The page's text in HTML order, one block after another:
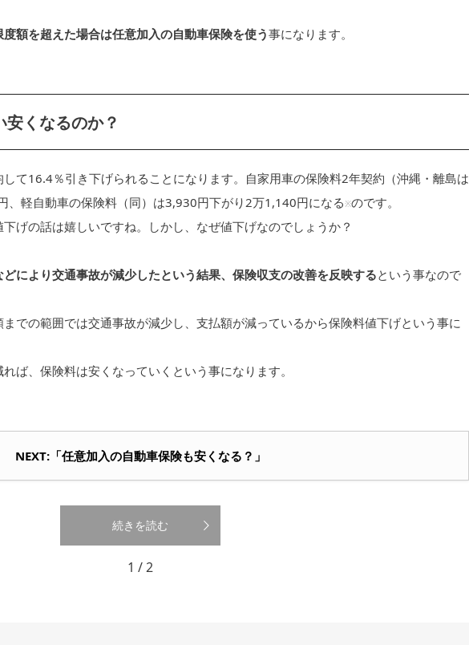
額を超えた場合は任意加入の自動車保険を使う事になります。
くなるのか？
て16.4％引き下げられることになります。自家用車の保険料2年契約（沖縄・離島は
軽自動車の保険料（同）は3,930円下がり2万1,140円になる※のです。
げの話は嬉しいですね。しかし、なぜ値下げなのでしょうか？
により交通事故が減少したという結果、保険収支の改善を反映するという事なので
での範囲では交通事故が減少し、支払額が減っているから保険料値下げという事に
ば、保険料は安くなっていくという事になります。
NEXT:「任意加入の自動車保険も安くなる？」
続きを読む
1 / 2